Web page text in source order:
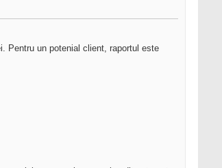
Pentru un potenial client, raportul este